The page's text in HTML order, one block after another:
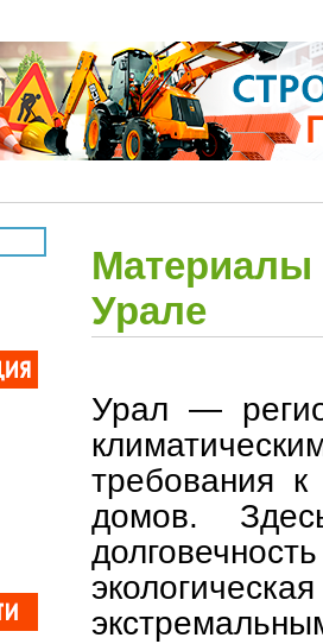
Материалы
Урале
Урал —
требования
домов.